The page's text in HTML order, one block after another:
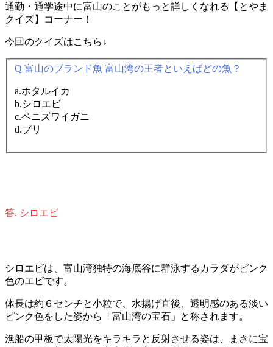
通勤・通学途中に富山のことがもっと詳しくなれる【とやま
クイズ】コーナー！
今回のクイズはこちら↓
Q 富山のブランド魚 富山湾の王者といえばどの魚？
a.ホタルイカ
b.シロエビ
c.ベニズワイガニ
d.ブリ
答. シロエビ
シロエビは、富山湾独特の海底谷に群泳するカラダがピンク
色のエビです。
体長は約６センチと小粒で、水揚げ直後、透明感のある淡い
ピンク色をした姿から「富山湾の宝石」と称されます。
漁船の甲板で太陽光をキラキラと反射させる姿は、まさに宝